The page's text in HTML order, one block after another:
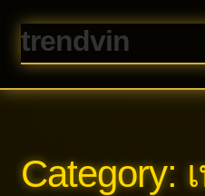
Skip
Skip
trendvin
HomeAbout us
Category: